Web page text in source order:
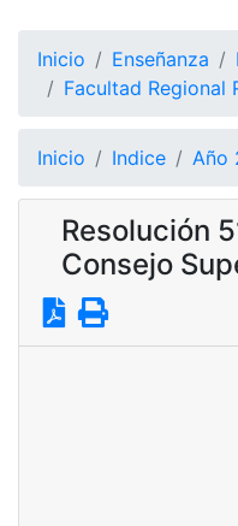
Inicio Enseñanza
Facultad Regional
Inicio Indice Año
Resolución
Consejo